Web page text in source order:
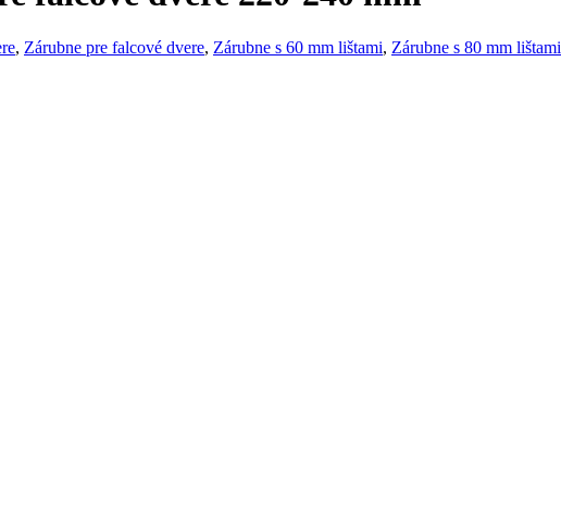
, Zárubne pre falcové dvere, Zárubne s 60 mm lištami, Zárubne s 80 mm lištami